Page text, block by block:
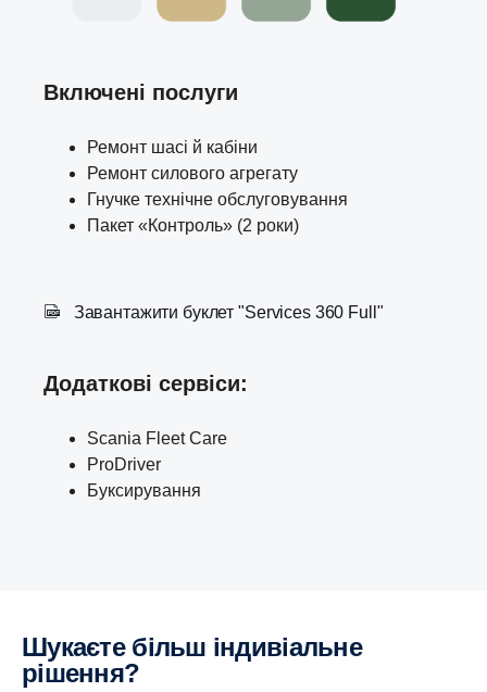
Включені послуги
Ремонт шасі й кабіни
Ремонт силового агрегату
Гнучке технічне обслуговування
Пакет «Контроль» (2 роки)
Завантажити буклет "Services 360 Full"
Додаткові сервіси:
Scania Fleet Care
ProDriver
Буксирування
Шукаєте більш індивіальне
рішення?